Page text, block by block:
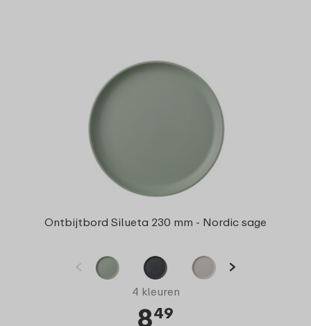
Ontbijtbord Silueta 230 mm - Nordic sage
4 kleuren
849